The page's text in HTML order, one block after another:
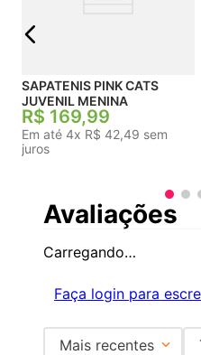
SAPATENIS PINK CATS
JUVENIL MENINA
R$ 169,99
Em até 4x R$ 42,49 sem
juros
Avaliações
Carregando…
Faça login para
Mais recentes